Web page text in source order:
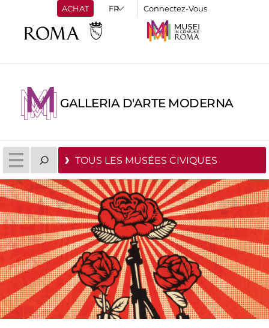
ACHAT Connectez-Vous
GALLERIA D'ARTE MODERNA
TOUS LES MUSÉES CIVIQUES